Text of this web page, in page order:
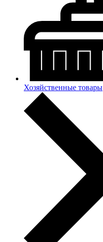
Хозяйственные товары